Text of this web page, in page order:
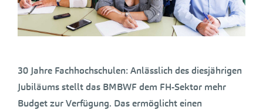
30 Jahre Fachhochschulen: Anlässlich des diesjährigen
Jubiläums stellt das BMBWF dem FH-Sektor mehr
Budget zur Verfügung. Das ermöglicht einen